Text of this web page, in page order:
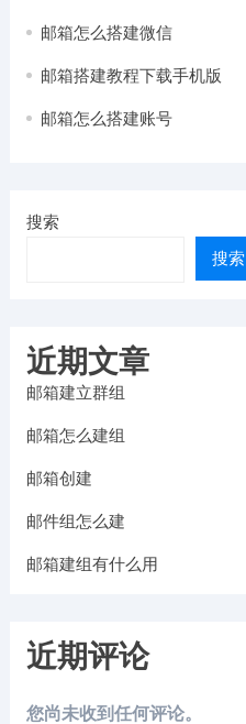
邮箱怎么搭建微信
邮箱搭建教程下载手机版
邮箱怎么搭建账号
搜索
搜索
近期文章
邮箱建立群组
邮箱怎么建组
邮箱创建
邮件组怎么建
邮箱建组有什么用
近期评论
您尚未收到任何评论。